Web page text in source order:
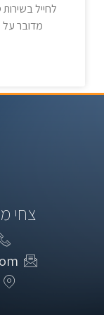
לחייל
מדובר על
צחי